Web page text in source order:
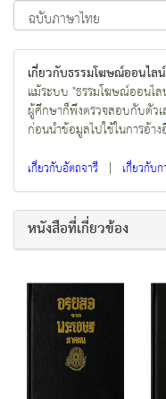
เกี่ยวกับธรรมโฆษณ์ออนไล
แม้ระบบ "ธรรมโฆษณ์ออนไ
ผู้ศึกษาก็พึงตรวจสอบกับตัว
ก่อนนำข้อมูลไปใช้ในการอ้าง
เกี่ยวกับอัตถจารี | เกี่ยวกับ
หนังสือที่เกี่ยวข้อง